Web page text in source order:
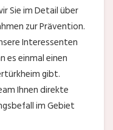
Sie im Detail über
zur Prävention.
Interessenten
es einmal einen
gibt.
Ihnen direkte
im Gebiet